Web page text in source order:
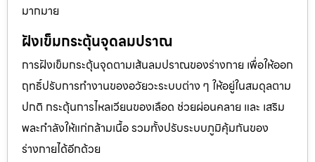
มากมาย
ฝังเข็มกระตุ้นจุดลมปราณ
การฝังเข็มกระตุ้นจุดตามเส้นลมปราณของร่างกาย เพื่อให้ออก
ฤทธิ์ปรับการทำงานของอวัยวะระบบต่าง ๆ ให้อยู่ในสมดุลตาม
ปกติ กระตุ้นการไหลเวียนของเลือด ช่วยผ่อนคลาย และ เสริม
พละกำลังให้แก่กล้ามเนื้อ รวมทั้งปรับระบบภูมิคุ้มกันของ
ร่างกายได้อีกด้วย